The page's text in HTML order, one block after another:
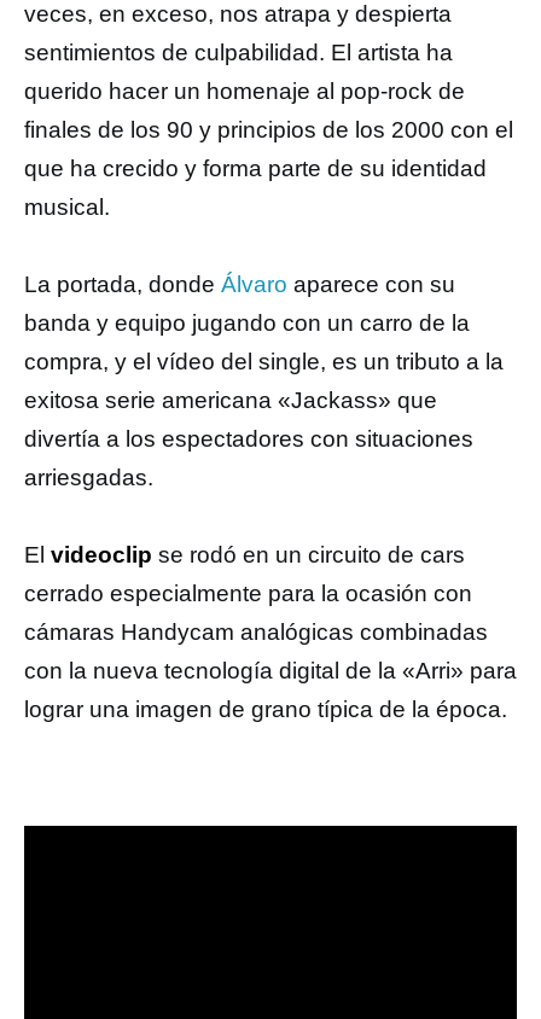
veces, en exceso, nos atrapa y despierta
sentimientos de culpabilidad. El artista ha
querido hacer un homenaje al pop-rock de
finales de los 90 y principios de los 2000 con el
que ha crecido y forma parte de su identidad
musical.
La portada, donde Álvaro aparece con su
banda y equipo jugando con un carro de la
compra, y el vídeo del single, es un tributo a la
exitosa serie americana «Jackass» que
divertía a los espectadores con situaciones
arriesgadas.
El videoclip se rodó en un circuito de cars
cerrado especialmente para la ocasión con
cámaras Handycam analógicas combinadas
con la nueva tecnología digital de la «Arri» para
lograr una imagen de grano típica de la época.